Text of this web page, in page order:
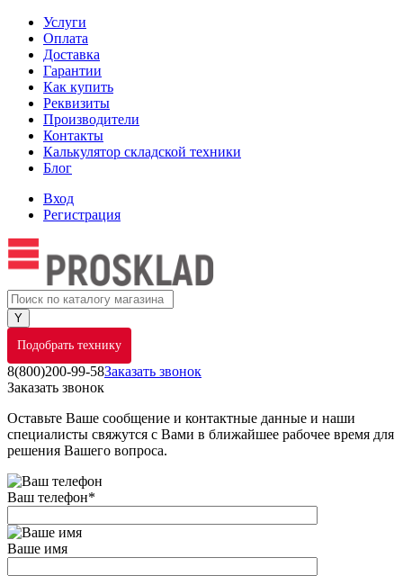
Услуги
Оплата
Доставка
Гарантии
Как купить
Реквизиты
Производители
Контакты
Калькулятор складской техники
Блог
Вход
Регистрация
Подобрать технику
8(800)200-99-58Заказать звонок
Заказать звонок
Оставьте Ваше сообщение и контактные данные и наши
специалисты свяжутся с Вами в ближайшее рабочее время для
решения Вашего вопроса.
Ваш телефон*
Ваше имя